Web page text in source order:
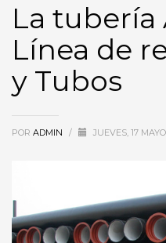
La tubería
Línea de
y Tubos
POR ADMIN / JUEVES, 17